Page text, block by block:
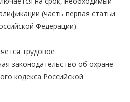
(часть первая статьи
Федерации).
трудовое
законодательство об охране
кодекса Российской